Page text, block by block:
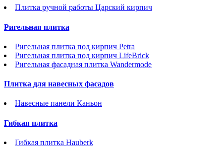
Плитка ручной работы Царский кирпич
Ригельная плитка
Ригельная плитка под кирпич Petra
Ригельная плитка под кирпич LifeBrick
Ригельная фасадная плитка Wandermode
Плитка для навесных фасадов
Навесные панели Каньон
Гибкая плитка
Гибкая плитка Hauberk